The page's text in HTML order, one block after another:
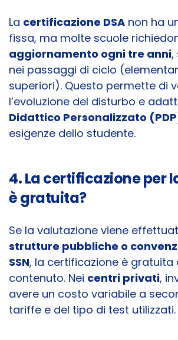
La certificazione DSA non ha
fissa, ma molte scuole
aggiornamento ogni tre anni,
nei passaggi di ciclo
superiori). Questo permette di
l’evoluzione del disturbo e
Didattico Personalizzato
esigenze dello studente.
4. La certificazione per
è gratuita?
Se la valutazione viene
strutture pubbliche o
SSN, la certificazione è gratuita
contenuto. Nei centri privati,
avere un costo variabile a
tariffe e del tipo di test utilizzati.